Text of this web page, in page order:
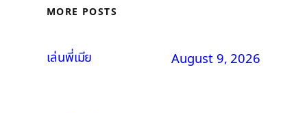
MORE POSTS
เล่นพี่เมีย August 9, 2026